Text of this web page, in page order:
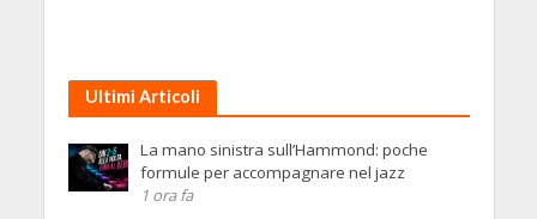
Ultimi Articoli
La mano sinistra sull’Hammond: poche
formule per accompagnare nel jazz
1 ora fa